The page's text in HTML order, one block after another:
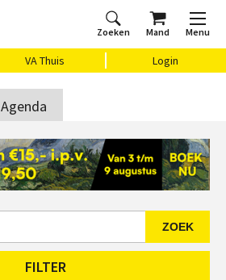
Zoeken Mand Menu
VA Thuis Login
Agenda
ZOEK
FILTER